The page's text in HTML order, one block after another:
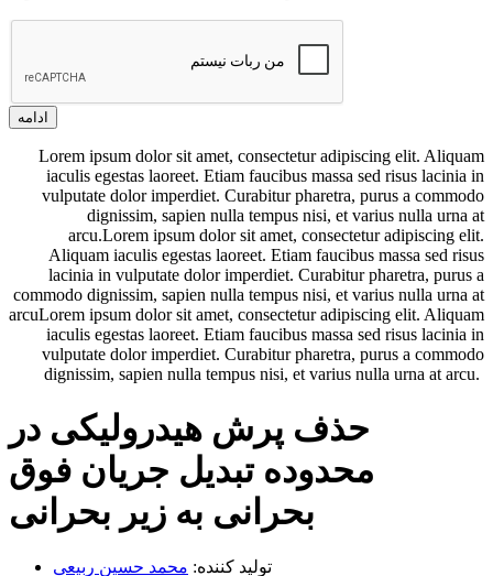
ادامه
Lorem ipsum dolor sit amet, consectetur adipiscing elit. Aliquam
iaculis egestas laoreet. Etiam faucibus massa sed risus lacinia in
vulputate dolor imperdiet. Curabitur pharetra, purus a commodo
dignissim, sapien nulla tempus nisi, et varius nulla urna at
arcu.Lorem ipsum dolor sit amet, consectetur adipiscing elit.
Aliquam iaculis egestas laoreet. Etiam faucibus massa sed risus
lacinia in vulputate dolor imperdiet. Curabitur pharetra, purus a
commodo dignissim, sapien nulla tempus nisi, et varius nulla urna at
arcuLorem ipsum dolor sit amet, consectetur adipiscing elit. Aliquam
iaculis egestas laoreet. Etiam faucibus massa sed risus lacinia in
vulputate dolor imperdiet. Curabitur pharetra, purus a commodo
dignissim, sapien nulla tempus nisi, et varius nulla urna at arcu.
حذف پرش هیدرولیكی در
محدوده تبدیل جریان فوق
بحرانی به زیر بحرانی
تولید کننده: محمد حسین ربیعی